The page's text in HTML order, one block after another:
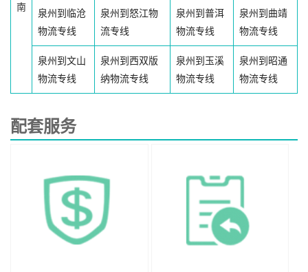
南
泉州到临沧
物流专线
泉州到怒江物
流专线
泉州到普洱
物流专线
泉州到曲靖
物流专线
泉州到文山
物流专线
泉州到西双版
纳物流专线
泉州到玉溪
物流专线
泉州到昭通
物流专线
配套服务